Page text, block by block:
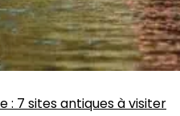
: 7 sites antiques à visiter